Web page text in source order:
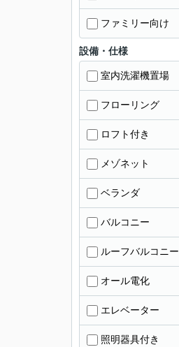
ファミリー向け
設備・仕様
室内洗濯機置場
フローリング
ロフト付き
メゾネット
ベランダ
バルコニー
ルーフバルコニー
オール電化
エレベーター
照明器具付き